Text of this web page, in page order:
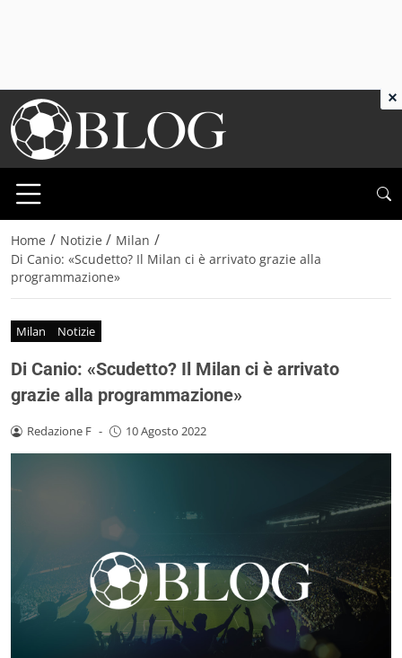
Home / Notizie / Milan /
Di Canio: «Scudetto? Il Milan ci è arrivato grazie alla
programmazione»
Milan Notizie
Di Canio: «Scudetto? Il Milan ci è arrivato
grazie alla programmazione»
Redazione F - 10 Agosto 2022
×